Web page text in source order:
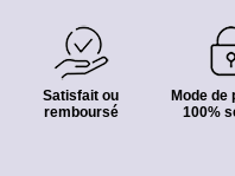
Satisfait ou
remboursé
Mode de
100%